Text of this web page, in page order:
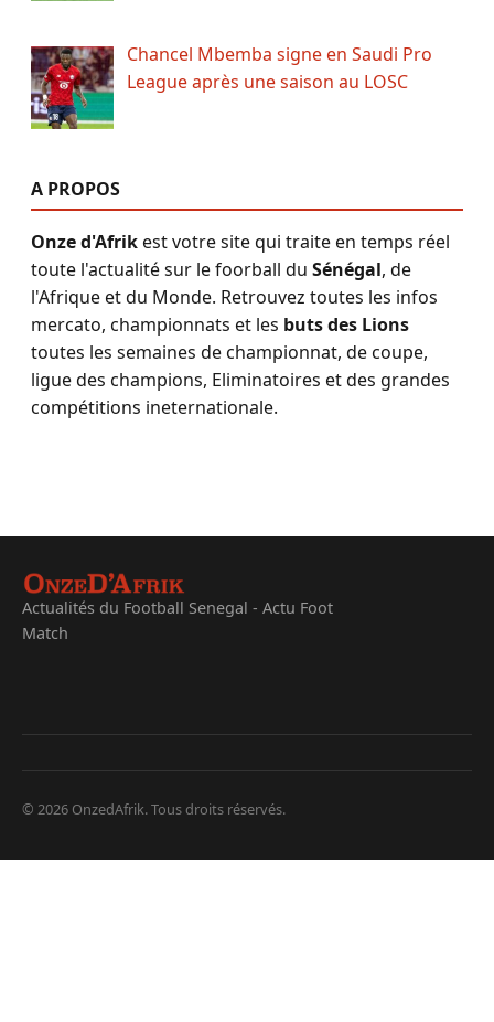
Chancel Mbemba signe en Saudi Pro
League après une saison au LOSC
A PROPOS
Onze d'Afrikest votre site qui traite en temps réel
toute l'actualité sur le foorball du Sénégal, de
l'Afrique et du Monde. Retrouvez toutes les infos
mercato, championnats et les buts des Lions
toutes les semaines de championnat, de coupe,
ligue des champions, Eliminatoires et des grandes
compétitions ineternationale.
Actualités du Football Senegal - Actu Foot
Match
© 2026 OnzedAfrik. Tous droits réservés.